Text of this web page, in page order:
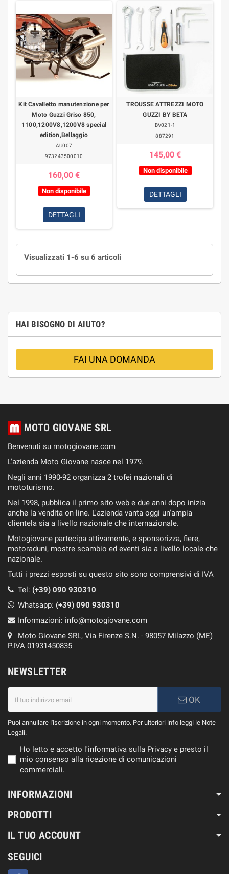
HAI BISOGNO DI AIUTO?
FAI UNA DOMANDA
Kit Cavalletto manutenzione per
Moto Guzzi Griso 850,
1100,1200V8,1200V8 special
edition,Bellaggio
AU007
973243500010
160,00 €
Non disponibile
DETTAGLI
TROUSSE ATTREZZI MOTO
GUZZI BY BETA
BV021-1
887291
145,00 €
Non disponibile
DETTAGLI
Visualizzati 1-6 su 6 articoli
MOTO GIOVANE SRL
Benvenuti su motogiovane.com
L'azienda Moto Giovane nasce nel 1979.
Negli anni 1990-92 organizza 2 trofei nazionali di
mototurismo.
Nel 1998, pubblica il primo sito web e due anni dopo inizia
anche la vendita on-line. L'azienda vanta oggi un'ampia
clientela sia a livello nazionale che internazionale.
Motogiovane partecipa attivamente, e sponsorizza, fiere,
motoraduni, mostre scambio ed eventi sia a livello locale che
nazionale.
Tutti i prezzi esposti su questo sito sono comprensivi di IVA
Tel: (+39) 090 930310
Whatsapp: (+39) 090 930310
Informazioni: info@motogiovane.com
Moto Giovane SRL, Via Firenze S.N. - 98057 Milazzo (ME)
P.IVA 01931450835
NEWSLETTER
OK
Puoi annullare l'iscrizione in ogni momento. Per ulteriori info leggi le Note
Legali.
Ho letto e accetto l'informativa sulla Privacy e presto il
mio consenso alla ricezione di comunicazioni
commerciali.
INFORMAZIONI
PRODOTTI
IL TUO ACCOUNT
SEGUICI